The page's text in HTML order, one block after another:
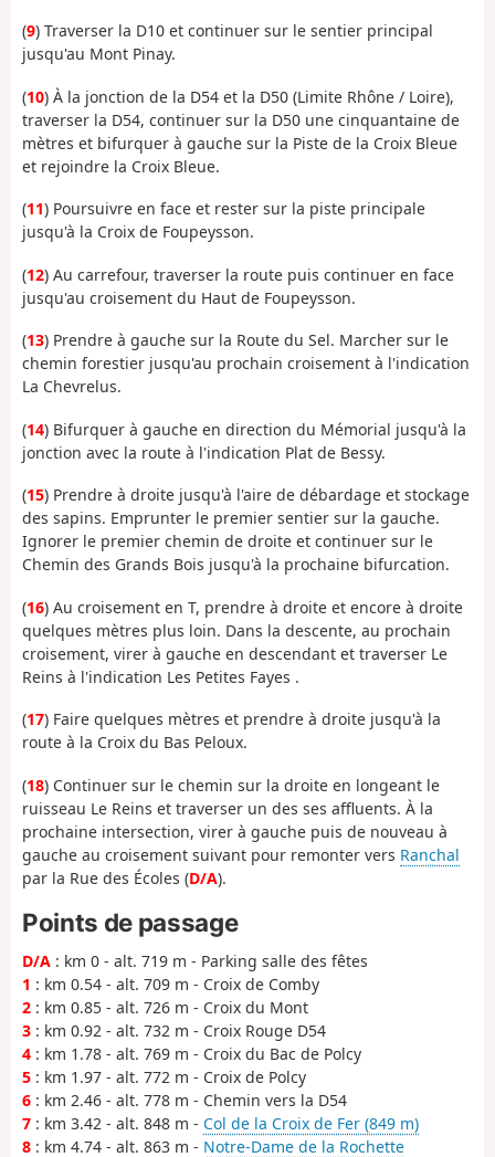
(9) Traverser la D10 et continuer sur le sentier principal
jusqu'au Mont Pinay.
(10) À la jonction de la D54 et la D50 (Limite Rhône / Loire),
traverser la D54, continuer sur la D50 une cinquantaine de
mètres et bifurquer à gauche sur la Piste de la Croix Bleue
et rejoindre la Croix Bleue.
(11) Poursuivre en face et rester sur la piste principale
jusqu'à la Croix de Foupeysson.
(12) Au carrefour, traverser la route puis continuer en face
jusqu'au croisement du Haut de Foupeysson.
(13) Prendre à gauche sur la Route du Sel. Marcher sur le
chemin forestier jusqu'au prochain croisement à l'indication
La Chevrelus.
(14) Bifurquer à gauche en direction du Mémorial jusqu'à la
jonction avec la route à l'indication Plat de Bessy.
(15) Prendre à droite jusqu'à l'aire de débardage et stockage
des sapins. Emprunter le premier sentier sur la gauche.
Ignorer le premier chemin de droite et continuer sur le
Chemin des Grands Bois jusqu'à la prochaine bifurcation.
(16) Au croisement en T, prendre à droite et encore à droite
quelques mètres plus loin. Dans la descente, au prochain
croisement, virer à gauche en descendant et traverser Le
Reins à l'indication Les Petites Fayes .
(17) Faire quelques mètres et prendre à droite jusqu'à la
route à la Croix du Bas Peloux.
(18) Continuer sur le chemin sur la droite en longeant le
ruisseau Le Reins et traverser un des ses affluents. À la
prochaine intersection, virer à gauche puis de nouveau à
gauche au croisement suivant pour remonter vers Ranchal
par la Rue des Écoles (D/A).
Points de passage
D/A : km 0 - alt. 719 m - Parking salle des fêtes
1 : km 0.54 - alt. 709 m - Croix de Comby
2 : km 0.85 - alt. 726 m - Croix du Mont
3 : km 0.92 - alt. 732 m - Croix Rouge D54
4 : km 1.78 - alt. 769 m - Croix du Bac de Polcy
5 : km 1.97 - alt. 772 m - Croix de Polcy
6 : km 2.46 - alt. 778 m - Chemin vers la D54
7 : km 3.42 - alt. 848 m - Col de la Croix de Fer (849 m)
8 : km 4.74 - alt. 863 m - Notre-Dame de la Rochette